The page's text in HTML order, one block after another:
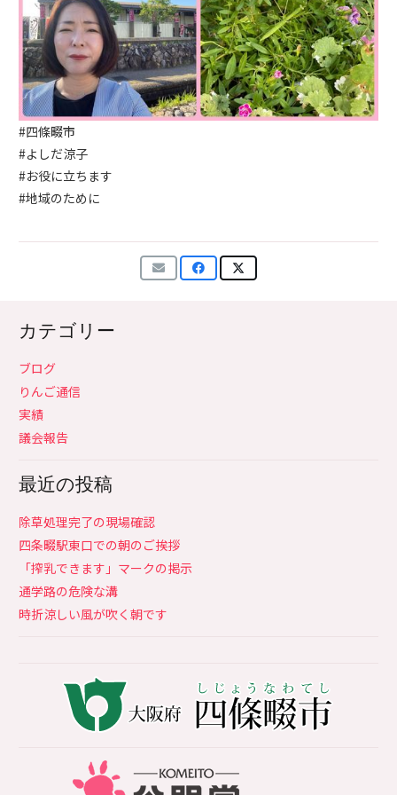
#四條畷市
#よしだ涼子
#お役に立ちます
#地域のために
カテゴリー
ブログ
りんご通信
実績
議会報告
最近の投稿
除草処理完了の現場確認
四条畷駅東口での朝のご挨拶
「搾乳できます」マークの掲示
通学路の危険な溝
時折涼しい風が吹く朝です